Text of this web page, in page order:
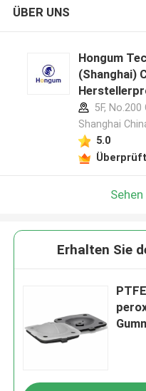
ÜBER UNS
Hongum
(Shanghai)
5F,
Shanghai
5.0
Erhalten Sie